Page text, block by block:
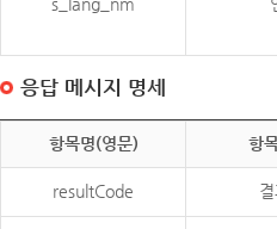
응답 메시지 명세
항목명(영문) 항
resultCode